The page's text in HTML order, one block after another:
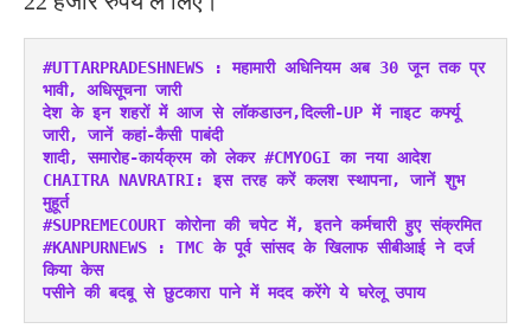
#UTTARPRADESHNEWS : महामारी अधिनियम अब 30 जून तक प्र
भावी, अधिसूचना जारी
देश के इन शहरों में आज से लॉकडाउन,दिल्ली-UP में नाइट कर्फ्यू
जारी, जानें कहां-कैसी पाबंदी
शादी, समारोह-कार्यक्रम को लेकर #CMYOGI का नया आदेश
CHAITRA NAVRATRI: इस तरह करें कलश स्थापना, जानें शुभ
मुहूर्त
#SUPREMECOURT कोरोना की चपेट में, इतने कर्मचारी हुए संक्रमित
#KANPURNEWS : TMC के पूर्व सांसद के खिलाफ सीबीआई ने दर्ज
किया केस
पसीने की बदबू से छुटकारा पाने में मदद करेंगे ये घरेलू उपाय